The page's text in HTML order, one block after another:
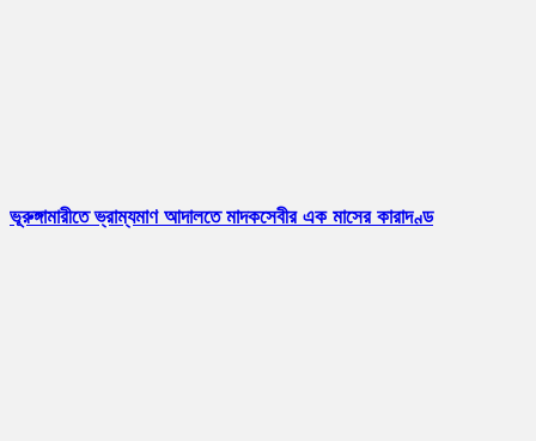
ভূরুঙ্গামারীতে ভ্রাম্যমাণ আদালতে মাদকসেবীর এক মাসের কারাদণ্ড